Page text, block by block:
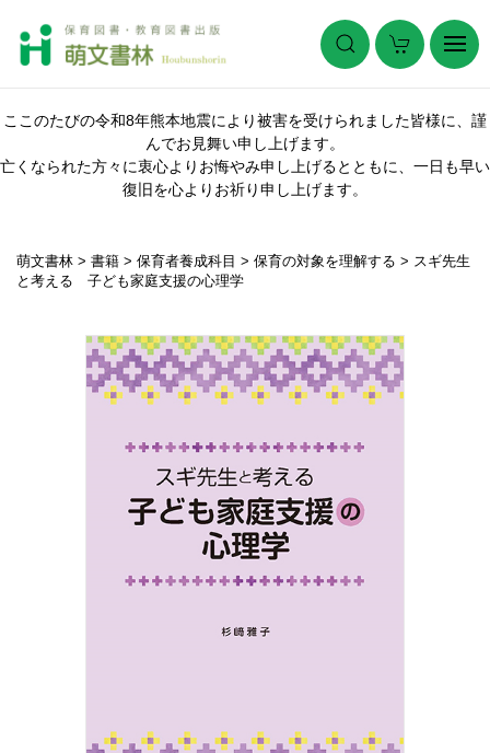
ここのたびの令和8年熊本地震により被害を受けられました皆様に、謹
んでお見舞い申し上げます。
亡くなられた方々に衷心よりお悔やみ申し上げるとともに、一日も早い
復旧を心よりお祈り申し上げます。
萌文書林 > 書籍 > 保育者養成科目 > 保育の対象を理解する > スギ先生
と考える 子ども家庭支援の心理学